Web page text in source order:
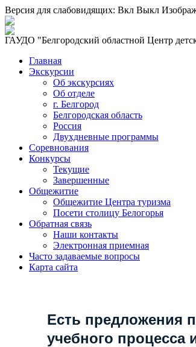
Версия для слабовидящих: Вкл Выкл
ГАУДО "Белгородский областной Центр
Главная
Экскурсии
Об экскурсиях
Об отделе
г. Белгород
Белгородская область
Россия
Двухдневные программы
Соревнования
Конкурсы
Текущие
Завершенные
Общежитие
Общежитие Центра туризма
Посети столицу Белогорья
Обратная связь
Наши контакты
Электронная приемная
Часто задаваемые вопросы
Карта сайта
Есть предложения
учебного процесса